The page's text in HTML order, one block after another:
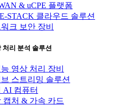
& uCPE 플랫폼
STACK 클라우드 솔루션
크 보안 장비
처리 분석 솔루션
영상 처리 장비
스트리밍 솔루션
AI 컴퓨터
캡처 & 가속 카드